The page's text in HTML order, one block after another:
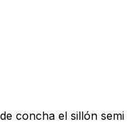
concha el sillón